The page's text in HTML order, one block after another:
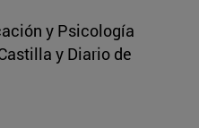
y Psicología
y Diario de